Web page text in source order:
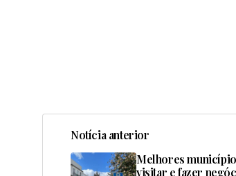
Notícia anterior
Melhores
visitar e fazer